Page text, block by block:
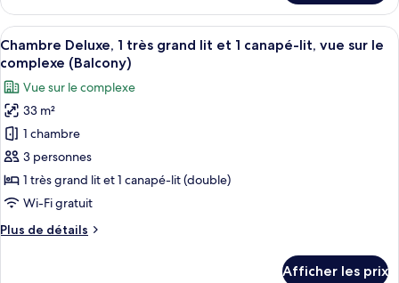
King
Bed
with
Sofa
bed,
Balcony,
Park
View
Deluxe
Room,
1
King
with
Sofa
bed,
Balcony,
Park
Afficher
toutes
les
photos
pour
ce
type
de
chambre :
Deluxe,
Une chambre d’hôtel avec un grand
13
Chambre Deluxe, 1 très grand lit et 1 canapé-lit, vue sur le
complexe (Balcony)
Vue sur le complexe
33 m²
1 chambre
3 personnes
1 très grand lit et 1 canapé-lit (double)
Wi-Fi gratuit
Plus de détails
Plus
Afficher les prix